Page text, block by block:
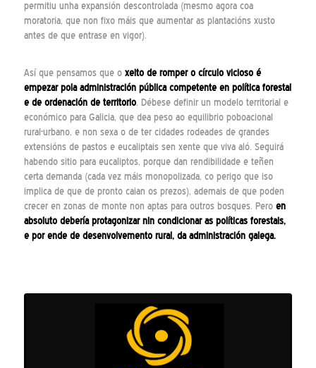
permitiu unha expansión descontrolada (mesmo agora coa
moratoria, que non fixo máis que aumentar as plantacións xusto
antes de que entrase en vigor).
Así que pensamos que o xeito de romper o círculo vicioso é
empezar pola administración pública competente en política forestal
e de ordenación de territorio. Débese definir un modelo territorial e
económico para Galicia, que dea peso ao equilibrio poboacional
rural-urbano, e non sexa o de ter cidades rodeades de grandes
extensións de pastos e eucaliptais sen xente que viva aló. Seguirá
habendo sitio para eucaliptos, porque dan rendibilidade e teñen
certa demanda (cada vez máis monopolizada, co perigo que iso
implica de que de pronto caian os prezos), ademais de que poden
crecer en zonas de monte non aptas para outros bosques. Pero en
absoluto debería protagonizar nin condicionar as políticas forestais,
e por ende de desenvolvemento rural, da administración galega.